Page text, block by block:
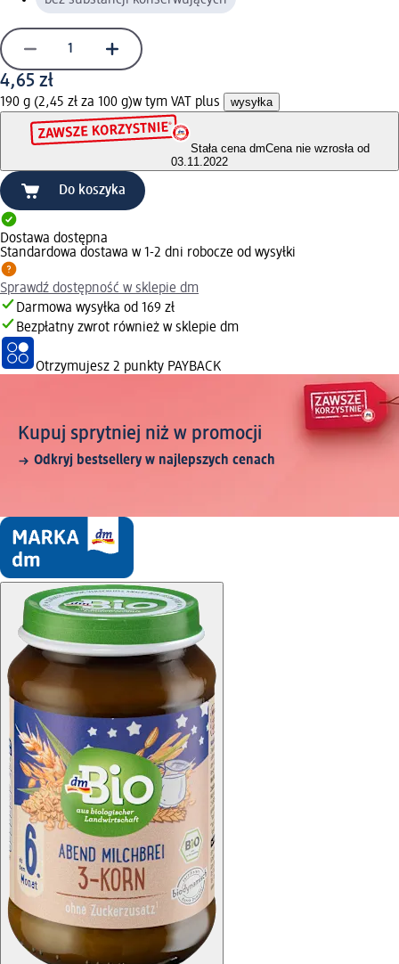
4,65 zł
190 g (2,45 zł za 100 g)w tym VAT plus wysyłka
Stała cena dmCena nie wzrosła od
03.11.2022
Do koszyka
Dostawa dostępna
Standardowa dostawa w 1-2 dni robocze od wysyłki
Sprawdź dostępność w sklepie dm
Darmowa wysyłka od 169 zł
Bezpłatny zwrot również w sklepie dm
Otrzymujesz 2 punkty PAYBACK
Kupuj sprytniej niż w promocji
Odkryj bestsellery w najlepszych cenach